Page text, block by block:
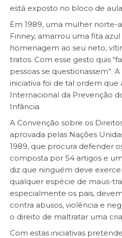
está exposto no bloco de
Em 1989, uma mulher norte-
Finney, amarrou uma fita
homenagem ao seu neto,
tratos. Com esse gesto quis
pessoas se questionassem”.
iniciativa foi de tal ordem que
Internacional da Prevenção
Infância.
A Convenção sobre os
aprovada pelas Nações
1989, que procura defender
composta por 54 artigos e
diz que ninguém deve
qualquer espécie de maus-
especialmente os pais,
contra abusos, violência e
o direito de maltratar uma
Com estas iniciativas